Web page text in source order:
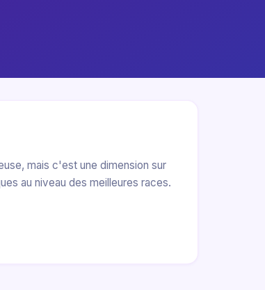
mais c'est une dimension sur
au niveau des meilleures races.